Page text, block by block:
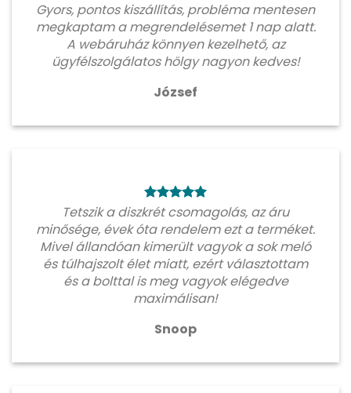
Gyors, pontos kiszállítás, probléma mentesen
megkaptam a megrendelésemet 1 nap alatt.
A webáruház könnyen kezelhető, az
ügyfélszolgálatos hölgy nagyon kedves!
József
Tetszik a diszkrét csomagolás, az áru
minősége, évek óta rendelem ezt a terméket.
Mivel állandóan kimerült vagyok a sok meló
és túlhajszolt élet miatt, ezért választottam
és a bolttal is meg vagyok elégedve
maximálisan!
Snoop